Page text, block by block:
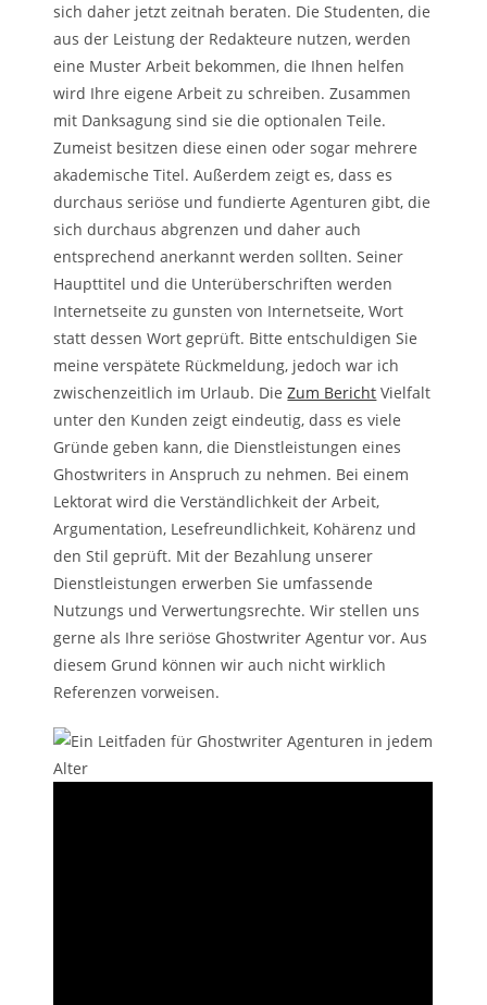
sich daher jetzt zeitnah beraten. Die Studenten, die
aus der Leistung der Redakteure nutzen, werden
eine Muster Arbeit bekommen, die Ihnen helfen
wird Ihre eigene Arbeit zu schreiben. Zusammen
mit Danksagung sind sie die optionalen Teile.
Zumeist besitzen diese einen oder sogar mehrere
akademische Titel. Außerdem zeigt es, dass es
durchaus seriöse und fundierte Agenturen gibt, die
sich durchaus abgrenzen und daher auch
entsprechend anerkannt werden sollten. Seiner
Haupttitel und die Unterüberschriften werden
Internetseite zu gunsten von Internetseite, Wort
statt dessen Wort geprüft. Bitte entschuldigen Sie
meine verspätete Rückmeldung, jedoch war ich
zwischenzeitlich im Urlaub. DieZum Bericht Vielfalt
unter den Kunden zeigt eindeutig, dass es viele
Gründe geben kann, die Dienstleistungen eines
Ghostwriters in Anspruch zu nehmen. Bei einem
Lektorat wird die Verständlichkeit der Arbeit,
Argumentation, Lesefreundlichkeit, Kohärenz und
den Stil geprüft. Mit der Bezahlung unserer
Dienstleistungen erwerben Sie umfassende
Nutzungs und Verwertungsrechte. Wir stellen uns
gerne als Ihre seriöse Ghostwriter Agentur vor. Aus
diesem Grund können wir auch nicht wirklich
Referenzen vorweisen.